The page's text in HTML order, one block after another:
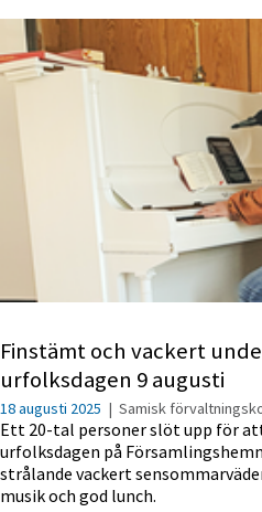
Finstämt och vackert
urfolksdagen 9 augusti
18 augusti 2025 | Samisk
Ett 20-tal personer slöt upp för
urfolksdagen på
strålande vackert
musik och god lunch.